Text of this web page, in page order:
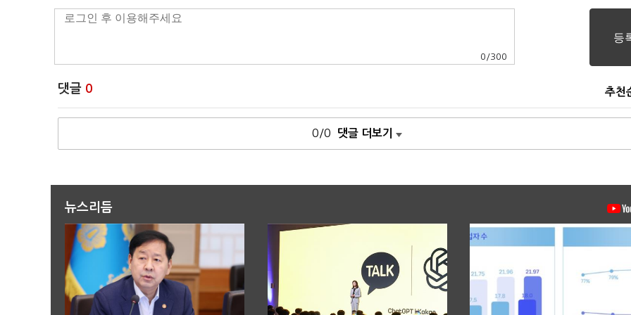
0 /300
댓글 0 추천
0/0 댓글 더보기
뉴스리듬